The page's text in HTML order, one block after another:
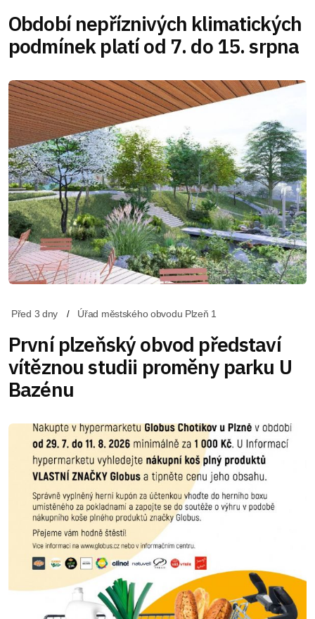
Období nepříznivých klimatických
podmínek platí od 7. do 15. srpna
Před 3 dny Úřad městského obvodu Plzeň 1
První plzeňský obvod představí
vítěznou studii proměny parku U
Bazénu